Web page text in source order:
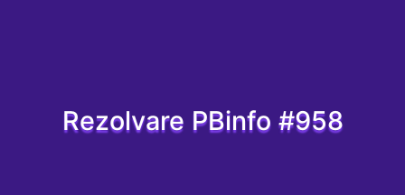
Rezolvare PBinfo #958